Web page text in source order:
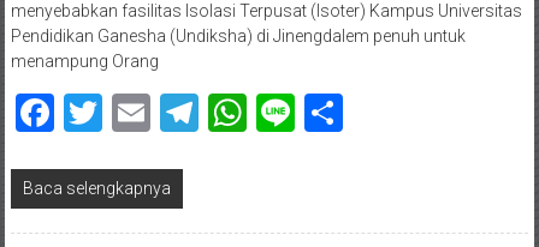
menyebabkan fasilitas Isolasi Terpusat (Isoter) Kampus Universitas
Pendidikan Ganesha (Undiksha) di Jinengdalem penuh untuk
menampung Orang
Facebook
Twitter
EmailTelegram
WhatsApp
LineShare
Baca selengkapnya